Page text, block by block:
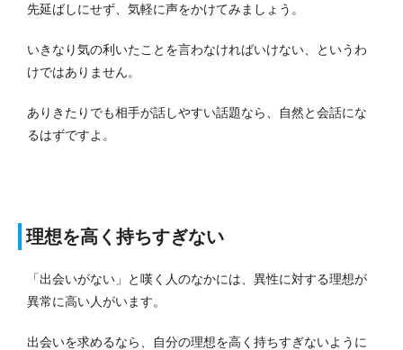
先延ばしにせず、気軽に声をかけてみましょう。
いきなり気の利いたことを言わなければいけない、というわ
けではありません。
ありきたりでも相手が話しやすい話題なら、自然と会話にな
るはずですよ。
理想を高く持ちすぎない
「出会いがない」と嘆く人のなかには、異性に対する理想が
異常に高い人がいます。
出会いを求めるなら、自分の理想を高く持ちすぎないように